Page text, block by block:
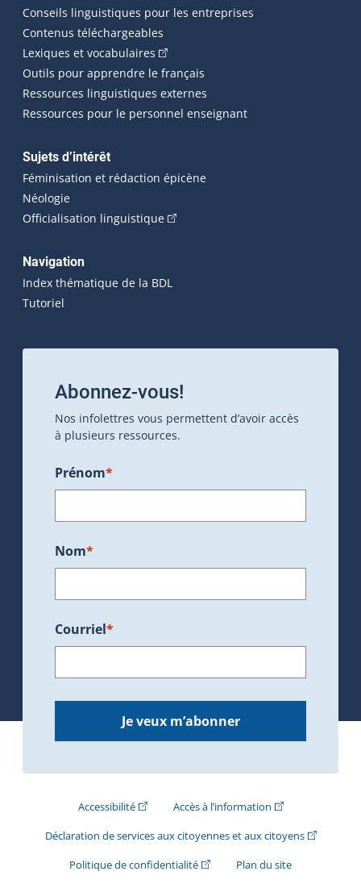
Conseils linguistiques pour les entreprises
Contenus téléchargeables
Lexiques et vocabulaires (Cet hyperlien externe s'ouvrira
Outils pour apprendre le français
Ressources linguistiques externes
Ressources pour le personnel enseignant
Sujets d’intérêt
Féminisation et rédaction épicène
Néologie
Officialisation linguistique(Cet hyperlien externe s'ouvrira
Navigation
Index thématique de la BDL
Tutoriel
Abonnez-vous!
Nos infolettres vous permettent d’avoir accès
à plusieurs ressources.
Prénom*
Nom*
Courriel*
Je veux m’abonner
Accessibilité(Cet hyperlien externe s'ouvrira dans une
Accès à l’information(Cet hyperlien
Déclaration de services aux citoyennes et aux citoyens(Cet
Politique de confidentialité(Cet hyperlien externe s'ouvrira
Plan du site